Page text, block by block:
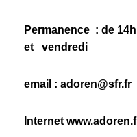
Permanence : de
et vendredi
email : adoren@sfr.fr
Internet